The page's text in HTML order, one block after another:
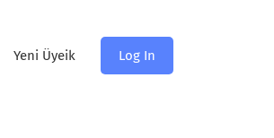
Yeni Üyeik Log In